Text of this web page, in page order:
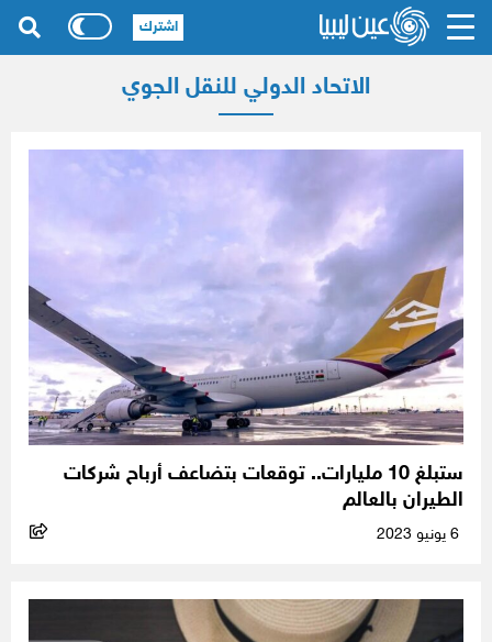
الاتحاد الدولي للنقل الجوي
ستبلغ 10 مليارات.. توقعات بتضاعف أرباح شركات
الطيران بالعالم
اشترك